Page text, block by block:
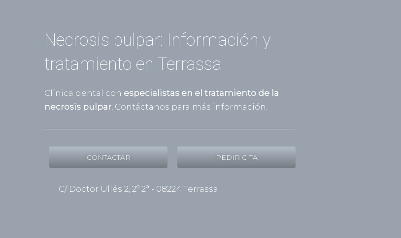
Necrosis pulpar: Información y
tratamiento en Terrassa
Clínica dental con especialistas en el tratamiento de la
necrosis pulpar. Contáctanos para más información.
CONTACTAR PEDIR CITA
C/ Doctor Ullés 2, 2º 2ª - 08224 Terrassa